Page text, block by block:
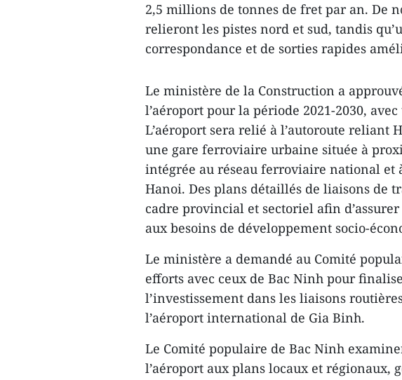
2,5 millions de tonnes de fret par an. De
relieront les pistes nord et sud, tandis
correspondance et de sorties rapides
Le ministère de la Construction a
l’aéroport pour la période 2021-2030,
L’aéroport sera relié à l’autoroute reliant
une gare ferroviaire urbaine située à
intégrée au réseau ferroviaire national
Hanoi. Des plans détaillés de liaisons de
cadre provincial et sectoriel afin
aux besoins de développement socio-
Le ministère a demandé au Comité
efforts avec ceux de Bac Ninh pour
l’investissement dans les liaisons
l’aéroport international de Gia Binh.
Le Comité populaire de Bac Ninh
l’aéroport aux plans locaux et régionaux,